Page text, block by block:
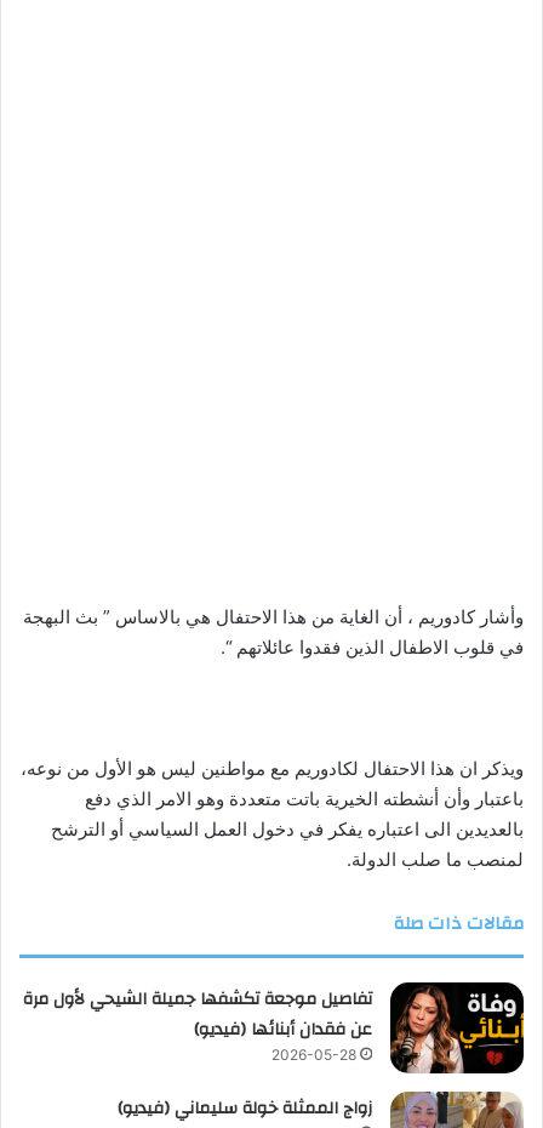
وأشار كادوريم ، أن الغاية من هذا الاحتفال هي بالاساس ” بث البهجة
في قلوب الاطفال الذين فقدوا عائلاتهم “.
ويذكر ان هذا الاحتفال لكادوريم مع مواطنين ليس هو الأول من نوعه،
باعتبار وأن أنشطته الخيرية باتت متعددة وهو الامر الذي دفع
بالعديدين الى اعتباره يفكر في دخول العمل السياسي أو الترشح
لمنصب ما صلب الدولة.
مقالات ذات صلة
تفاصيل موجعة تكشفها جميلة الشيحي لأول مرة
عن فقدان أبنائها (فيديو)
2026-05-28
زواج الممثلة خولة سليماني (فيديو)